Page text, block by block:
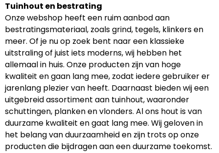
Tuinhout en bestrating
Onze webshop heeft een ruim aanbod aan
bestratingsmateriaal, zoals grind, tegels, klinkers en
meer. Of je nu op zoek bent naar een klassieke
uitstraling of juist iets moderns, wij hebben het
allemaal in huis. Onze producten zijn van hoge
kwaliteit en gaan lang mee, zodat iedere gebruiker er
jarenlang plezier van heeft. Daarnaast bieden wij een
uitgebreid assortiment aan tuinhout, waaronder
schuttingen, planken en vlonders. Al ons hout is van
duurzame kwaliteit en gaat lang mee. Wij geloven in
het belang van duurzaamheid en zijn trots op onze
producten die bijdragen aan een duurzame toekomst.